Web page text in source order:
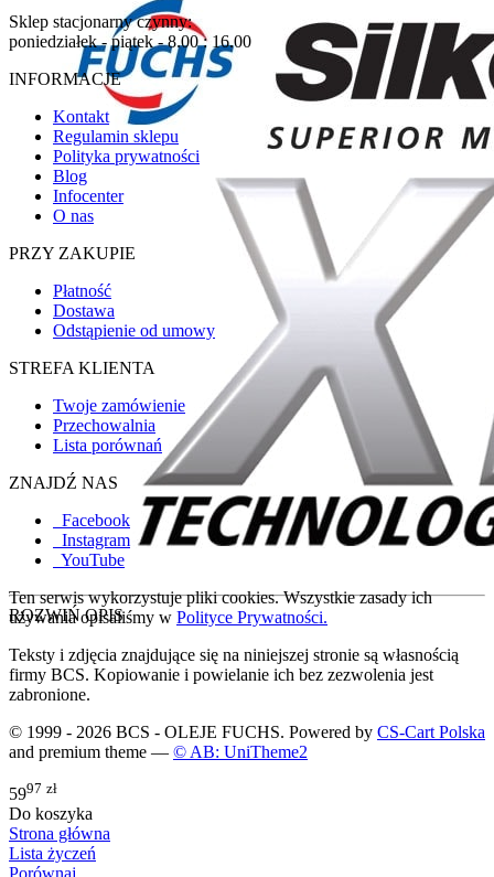
ROZWIŃ OPIS
Sklep stacjonarny czynny:
poniedziałek - piątek - 8.00 : 16.00
INFORMACJE
Kontakt
Regulamin sklepu
Polityka prywatności
Blog
Infocenter
O nas
PRZY ZAKUPIE
Płatność
Dostawa
Odstąpienie od umowy
STREFA KLIENTA
Twoje zamówienie
Przechowalnia
Lista porównań
ZNAJDŹ NAS
Facebook
Instagram
YouTube
Ten serwis wykorzystuje pliki cookies. Wszystkie zasady ich
używania opisaliśmy w Polityce Prywatności.
Teksty i zdjęcia znajdujące się na niniejszej stronie są własnością
firmy BCS. Kopiowanie i powielanie ich bez zezwolenia jest
zabronione.
© 1999 - 2026 BCS - OLEJE FUCHS. Powered by CS-Cart Polska
and premium theme — © AB: UniTheme2
5997 zł
Do koszyka
Strona główna
Lista życzeń
Porównaj